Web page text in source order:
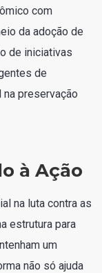
com
da adoção de
de iniciativas
de
na preservação
à Ação
na luta contra as
estrutura para
um
não só ajuda